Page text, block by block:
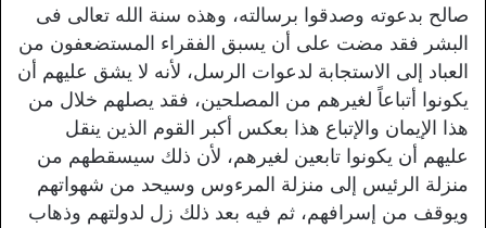
صالح بدعوته وصدقوا برسالته، وهذه سنة الله تعالى فى
البشر فقد مضت على أن يسبق الفقراء المستضعفون من
العباد إلى الاستجابة لدعوات الرسل، لأنه لا يشق عليهم أن
يكونوا أتباعاً لغيرهم من المصلحين، فقد يصلهم خلال من
هذا الإيمان والإتباع هذا بعكس أكبر القوم الذين ينقل
عليهم أن يكونوا تابعين لغيرهم، لأن ذلك سيسقطهم من
منزلة الرئيس إلى منزلة المرءوس وسيحد من شهواتهم
ويوقف من إسرافهم، ثم فيه بعد ذلك زل لدولتهم وذهاب